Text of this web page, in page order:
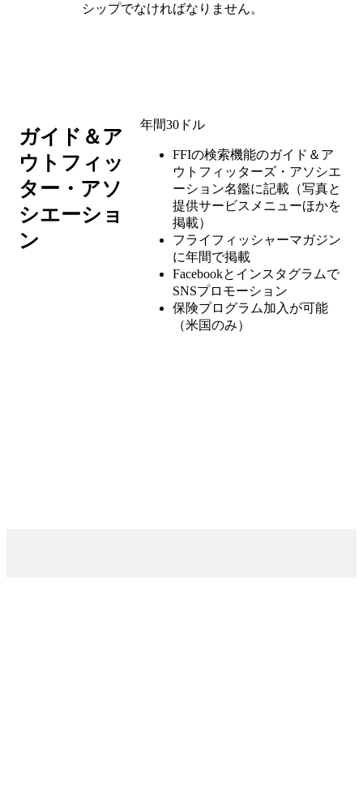
シップでなければなりません。
ガイド＆ア
ウトフィッ
ター・アソ
シエーショ
ン
年間30ドル
FFIの検索機能のガイド＆ア
ウトフィッターズ・アソシエ
ーション名鑑に記載（写真と
提供サービスメニューほかを
掲載）
フライフィッシャーマガジン
に年間で掲載
Facebookとインスタグラムで
SNSプロモーション
保険プログラム加入が可能
（米国のみ）